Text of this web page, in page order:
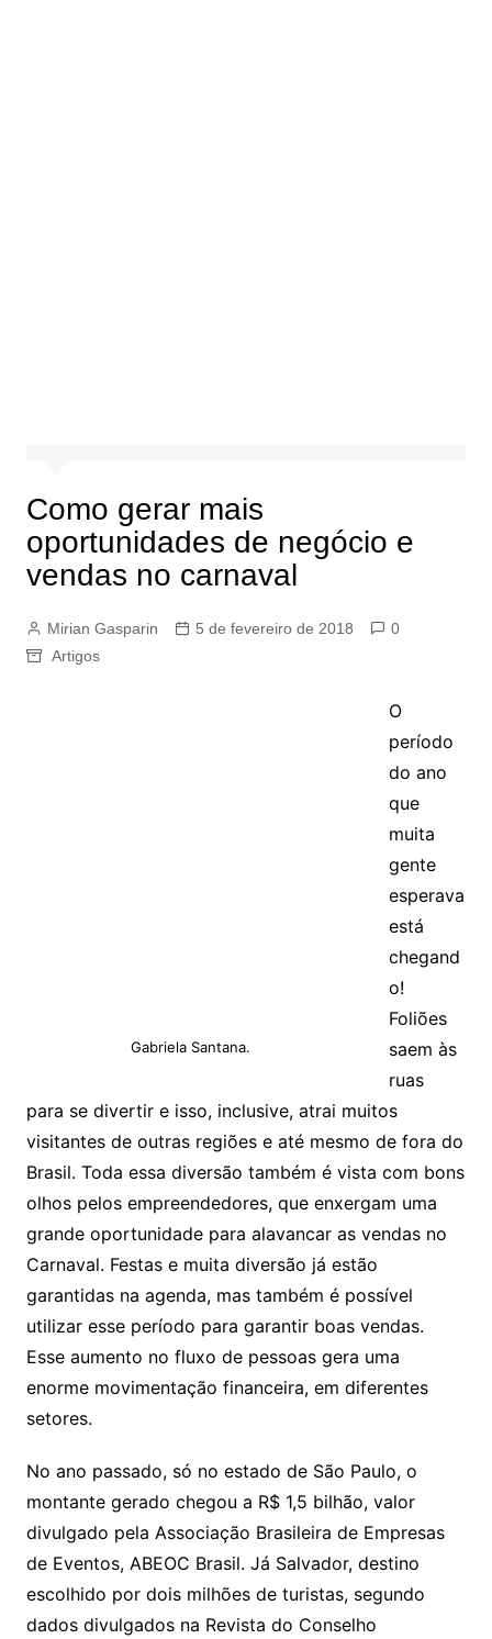
Como gerar mais
oportunidades de negócio e
vendas no carnaval
Mirian Gasparin 5 de fevereiro de 2018
0
Artigos
Gabriela Santana.
O
período
do ano
que
muita
gente
esperava
está
chegand
o!
Foliões
saem às
ruas
para se divertir e isso, inclusive, atrai muitos
visitantes de outras regiões e até mesmo de fora do
Brasil. Toda essa diversão também é vista com bons
olhos pelos empreendedores, que enxergam uma
grande oportunidade para alavancar as vendas no
Carnaval. Festas e muita diversão já estão
garantidas na agenda, mas também é possível
utilizar esse período para garantir boas vendas.
Esse aumento no fluxo de pessoas gera uma
enorme movimentação financeira, em diferentes
setores.
No ano passado, só no estado de São Paulo, o
montante gerado chegou a R$ 1,5 bilhão, valor
divulgado pela Associação Brasileira de Empresas
de Eventos, ABEOC Brasil. Já Salvador, destino
escolhido por dois milhões de turistas, segundo
dados divulgados na Revista do Conselho